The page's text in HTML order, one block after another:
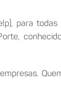
para